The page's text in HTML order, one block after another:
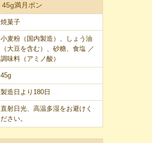
45g満月ポン
焼菓子
小麦粉（国内製造）、しょう油
（大豆を含む）、砂糖、食塩 ／
調味料（アミノ酸）
45g
製造日より180日
直射日光、高温多湿をお避けく
ださい。